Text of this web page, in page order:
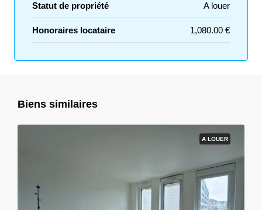
Statut de propriété A louer
Honoraires locataire 1,080.00 €
Biens similaires
A LOUER